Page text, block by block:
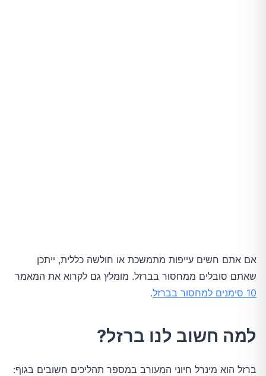
אם אתם חשים עייפות מתמשכת או חולשה כללית, ייתכן
שאתם סובלים ממחסור בברזל. מומלץ גם לקרוא את המאמר
10 סימנים למחסור בברזל
.
למה חשוב לנו ברזל?
ברזל הוא מינרל חיוני המעורב במספר תהליכים חשובים בגוף: